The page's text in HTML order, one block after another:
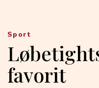
favorit
Sport